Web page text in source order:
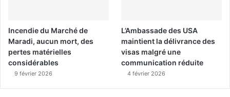
Incendie du Marché de
Maradi, aucun mort, des
pertes matérielles
considérables
9 février 2026
L’Ambassade des USA
maintient la délivrance des
visas malgré une
communication réduite
4 février 2026